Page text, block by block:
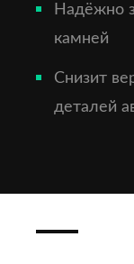
Надёжно
камней
Снизит
деталей